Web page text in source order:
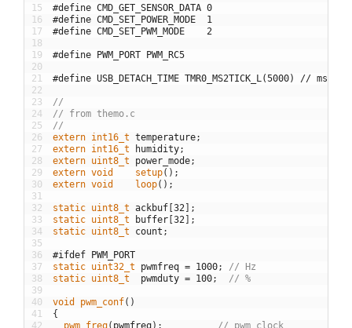
15
16
17
18
19
20
21
22
23
24
25
26
27
28
29
30
31
32
33
34
35
36
37
38
39
40
41
42
#define CMD_GET_SENSOR_DATA 0
#define CMD_SET_POWER_MODE  1
#define CMD_SET_PWM_MODE    2
#define PWM_PORT PWM_RC5
#define USB_DETACH_TIME TMR0_MS2TICK_L(5000) // ms
//
// from themo.c
//
extern int16_t temperature;
extern int16_t humidity;
extern uint8_t power_mode;
extern void setup( ) ;
extern void loop( ) ;
static uint8_t ackbuf [32 ] ;
static uint8_t buffer [32 ] ;
static uint8_t count ;
#ifdef PWM_PORT
static uint32_t pwmfreq = 1000;
// Hz
static uint8_t pwmduty = 100; // %
void pwm_conf( )
{
pwm_freq( pwmfreq) ;
// pwm clock